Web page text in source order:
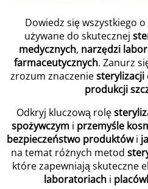
Dowiedz się wszystkiego o
używane do skutecznej
medycznych, narzędzi
farmaceutycznych. Zanurz
zrozum znaczeniesterylizacji
produkcji
Odkryj kluczową rolę
spożywczymi przemyśle
bezpieczeństwo produktówi
na temat różnych metod
które zapewniają skuteczne
laboratoriachi